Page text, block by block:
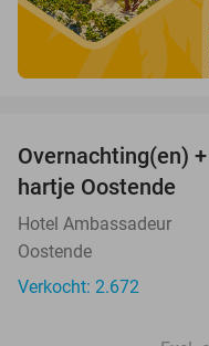
Overnachting(en)
hartje Oostende
Hotel Ambassadeur
Oostende
Verkocht: 2.672